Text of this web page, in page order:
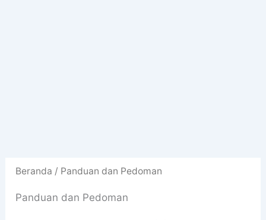
Beranda / Panduan dan Pedoman
Panduan dan Pedoman